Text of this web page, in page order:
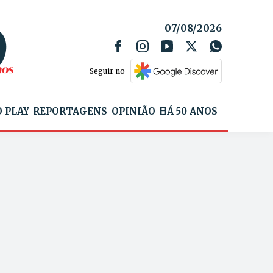
07/08/2026
Seguir no
PLAY REPORTAGENS OPINIÃO HÁ 50 ANOS